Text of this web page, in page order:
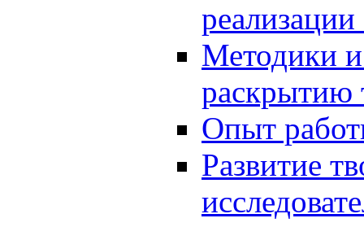
Методики
раскрытию
Опыт
Развитие